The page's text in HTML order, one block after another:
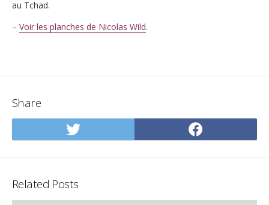
au Tchad.
– Voir les planches de Nicolas Wild.
Share
Share
on
on
Related Posts